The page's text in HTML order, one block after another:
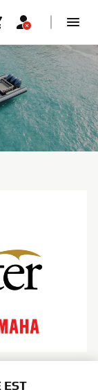
luxueux qui
EST